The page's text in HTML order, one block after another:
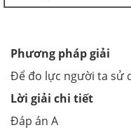
Phương pháp giải
Để đo lực người ta sử
Lời giải chi tiết
Đáp án A